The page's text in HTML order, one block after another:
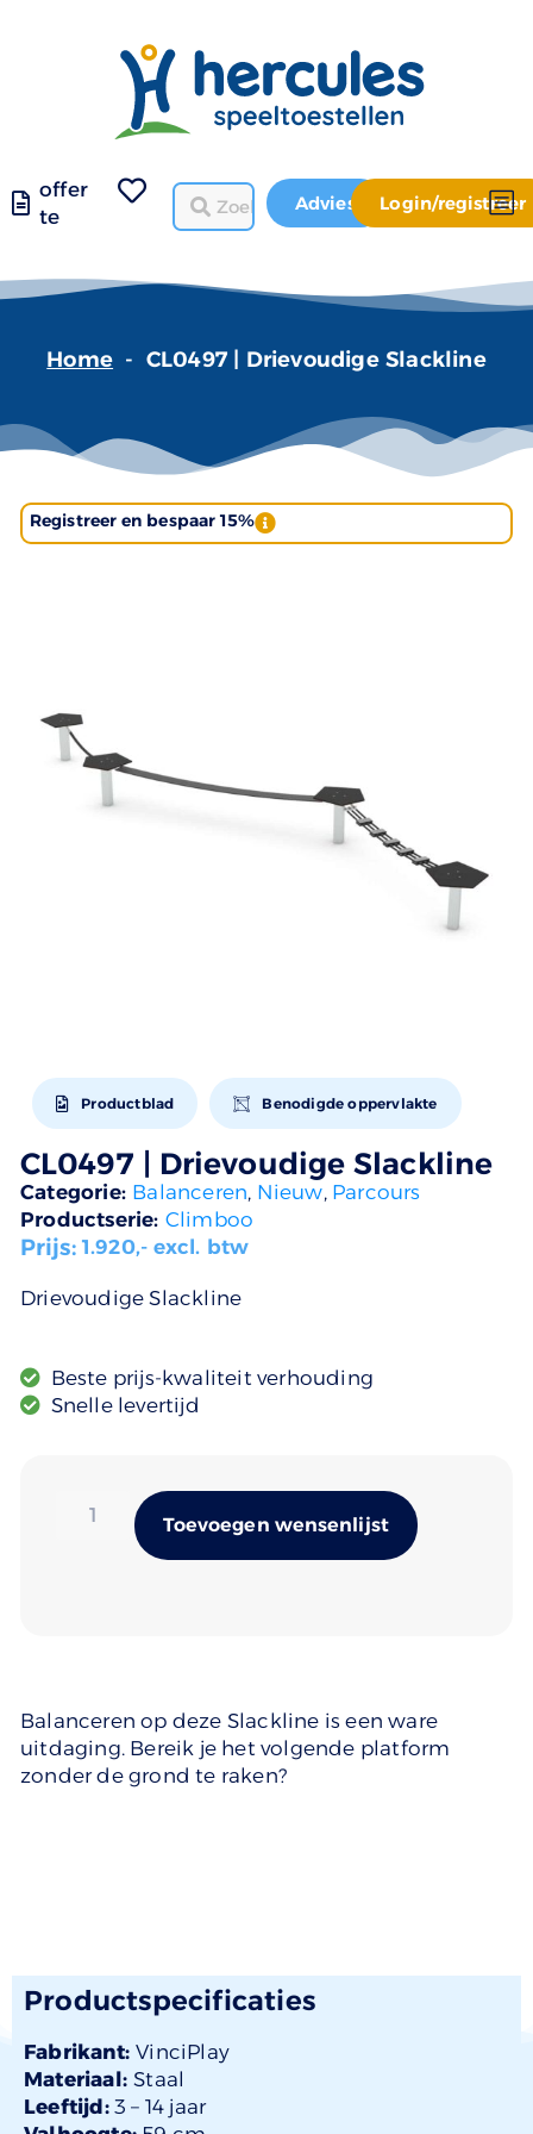
offer
te
Advies Login/registreer
Home - CL0497 | Drievoudige Slackline
Registreer en bespaar 15%
Productblad Benodigde oppervlakte
CL0497 | Drievoudige Slackline
Categorie: Balanceren, Nieuw, Parcours
Productserie: Climboo
Prijs:1.920,- excl. btw
Drievoudige Slackline
Beste prijs-kwaliteit verhouding
Snelle levertijd
Toevoegen wensenlijst
Balanceren op deze Slackline is een ware
uitdaging. Bereik je het volgende platform
zonder de grond te raken?
Productspecificaties
Fabrikant:VinciPlay
Materiaal:Staal
Leeftijd:3 – 14 jaar